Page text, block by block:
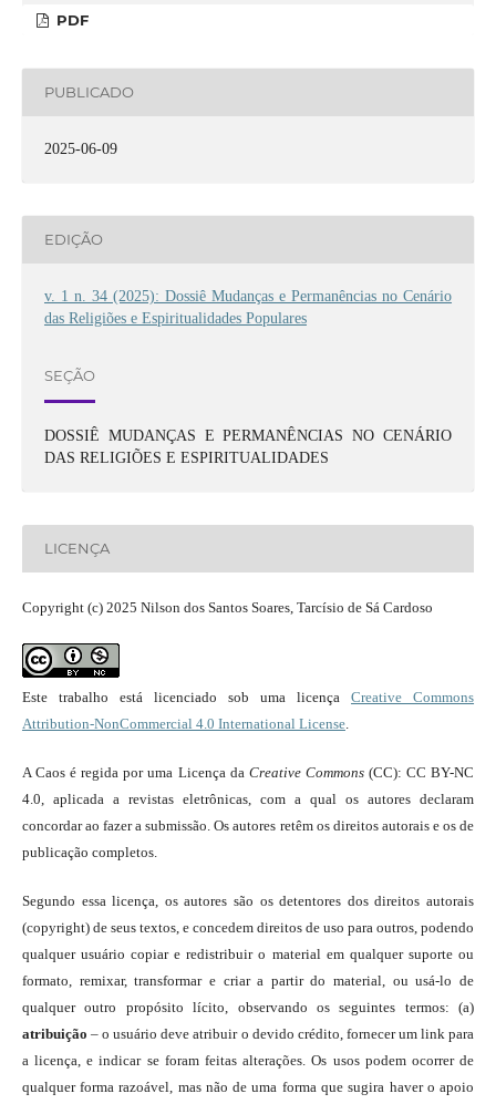
PDF
PUBLICADO
2025-06-09
EDIÇÃO
v. 1 n. 34 (2025): Dossiê Mudanças e Permanências no Cenário
das Religiões e Espiritualidades Populares
SEÇÃO
DOSSIÊ MUDANÇAS E PERMANÊNCIAS NO CENÁRIO
DAS RELIGIÕES E ESPIRITUALIDADES
LICENÇA
Copyright (c) 2025 Nilson dos Santos Soares, Tarcísio de Sá Cardoso
Este trabalho está licenciado sob uma licençaCreative Commons
Attribution-NonCommercial 4.0 International License.
A Caos é regida por uma Licença da Creative Commons(CC): CC BY-NC
4.0, aplicada a revistas eletrônicas, com a qual os autores declaram
concordar ao fazer a submissão. Os autores retêm os direitos autorais e os de
publicação completos.
Segundo essa licença, os autores são os detentores dos direitos autorais
(copyright) de seus textos, e concedem direitos de uso para outros, podendo
qualquer usuário copiar e redistribuir o material em qualquer suporte ou
formato, remixar, transformar e criar a partir do material, ou usá-lo de
qualquer outro propósito lícito, observando os seguintes termos: (a)
atribuição – o usuário deve atribuir o devido crédito, fornecer um link para
a licença, e indicar se foram feitas alterações. Os usos podem ocorrer de
qualquer forma razoável, mas não de uma forma que sugira haver o apoio